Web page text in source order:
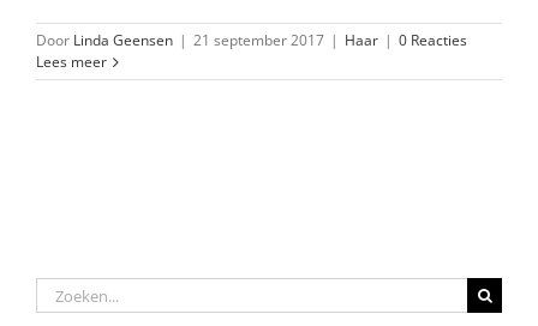
Door Linda Geensen | 21 september 2017 | Haar | 0 Reacties
Lees meer
Zoeken
naar: